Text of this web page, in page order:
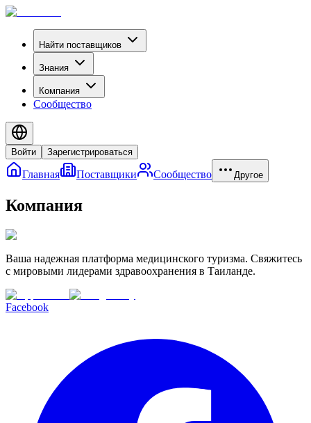
Найти поставщиков
Знания
Компания
Сообщество
Войти Зарегистрироваться
Главная Поставщики Сообщество Другое
Компания
Ваша надежная платформа медицинского туризма. Свяжитесь
с мировыми лидерами здравоохранения в Таиланде.
Facebook